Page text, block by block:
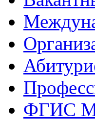
ФГИС